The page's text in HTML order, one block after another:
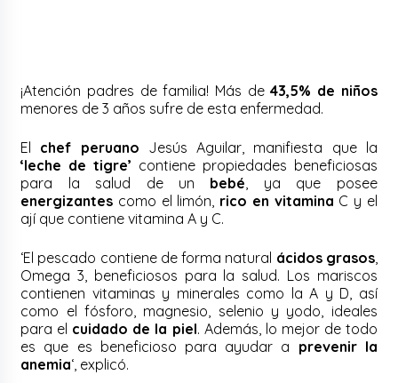
¡Atención padres de familia! Más de43,5% de niños
menores de 3 años sufre de esta enfermedad.
El chef peruano Jesús Aguilar, manifiesta que la
‘leche de tigre’ contiene propiedades beneficiosas
para la salud de un bebé , ya que posee
energizantes como el limón, rico en vitamina C y el
ají que contiene vitamina A y C.
‘El pescado contiene de forma natural ácidos grasos,
Omega 3, beneficiosos para la salud. Los mariscos
contienen vitaminas y minerales como la A y D, así
como el fósforo, magnesio, selenio y yodo, ideales
para el cuidado de la piel. Además, lo mejor de todo
es que es beneficioso para ayudar a prevenir la
anemia‘, explicó.